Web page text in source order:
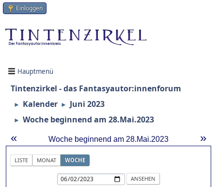
Einloggen
Hauptmenü
Tintenzirkel - das Fantasyautor:innenforum
► Kalender ► Juni 2023
► Woche beginnend am 28.Mai.2023
« »
Woche beginnend am 28.Mai.2023
LISTE MONAT WOCHE